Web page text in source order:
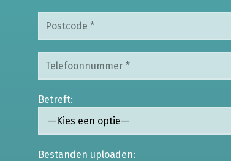
Betreft:
Bestanden uploaden: